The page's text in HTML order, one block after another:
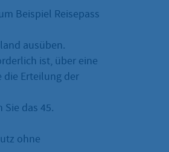
Beispiel Reisepass
ausüben.
ist, über eine
Erteilung der
das 45.
ohne